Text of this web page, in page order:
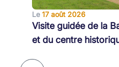
Le 17 août 2026
Visite guidée de la
et du centre